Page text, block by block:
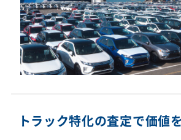
トラック特化の査定で価値